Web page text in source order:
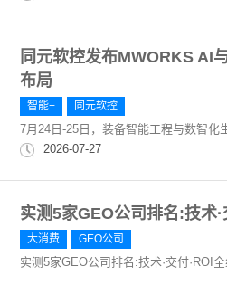
同元软控发布MWORKS AI
布局
智能+ 同元软控
7月24日-25日，装备智能工程与数智化
2026-07-27
实测5家GEO公司排名:技术
大消费 GEO公司
实测5家GEO公司排名:技术·交付·ROI